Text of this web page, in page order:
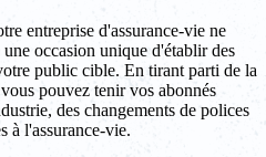
entreprise d'assurance-vie ne
occasion unique d'établir des
public cible. En tirant parti de la
pouvez tenir vos abonnés
des changements de polices
à l'assurance-vie.